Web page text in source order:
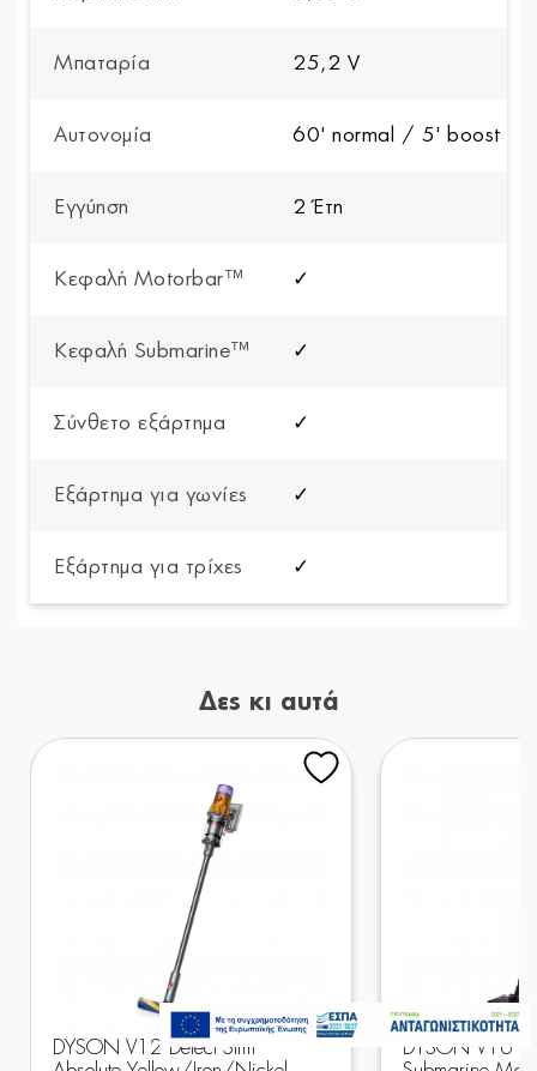
Μπαταρία 25,2 V
Αυτονομία 60' normal / 5' boost
Εγγύηση 2 Έτη
Κεφαλή Motorbar™ ✓
Κεφαλή Submarine™ ✓
Σύνθετο εξάρτημα ✓
Εξάρτημα για γωνίες ✓
Εξάρτημα για τρίχες ✓
Δες κι αυτά
DYSON V12 Detect Slim
DYSON V16
Άμεσα Διαθέσιμο
Προσθήκη στο καλάθι